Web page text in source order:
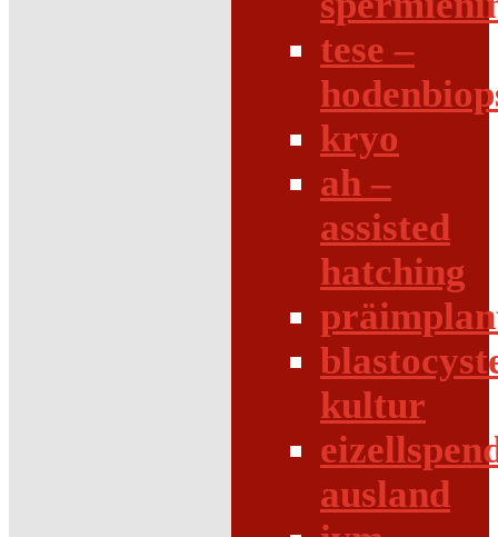
tese –
kryo
ah –
assisted
hatching
kultur
ausland